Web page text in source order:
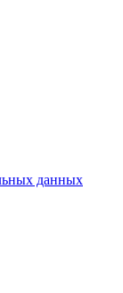
данных